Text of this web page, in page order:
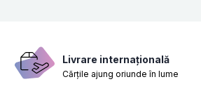
Livrare internațională
Cărțile ajung oriunde în lume